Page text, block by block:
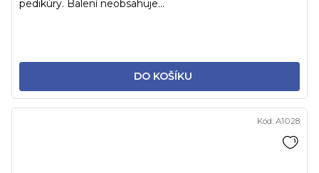
DO KOŠÍKU
pedikúry. Balení neobsahuje...
Kód: A1028